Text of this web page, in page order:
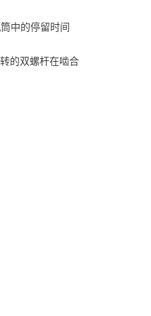
中的停留时间
的双螺杆在啮合